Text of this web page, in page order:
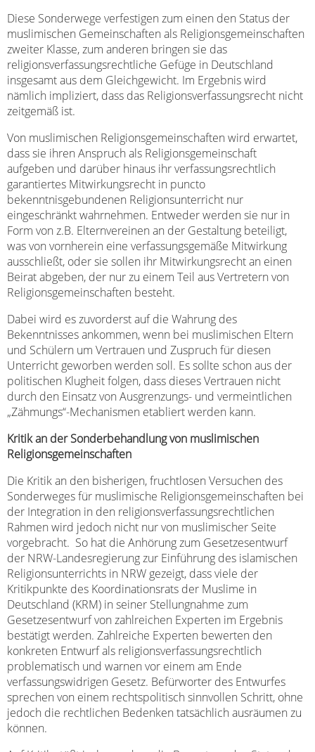
Diese Sonderwege verfestigen zum einen den Status der
muslimischen Gemeinschaften als Religionsgemeinschaften
zweiter Klasse, zum anderen bringen sie das
religionsverfassungsrechtliche Gefüge in Deutschland
insgesamt aus dem Gleichgewicht. Im Ergebnis wird
nämlich impliziert, dass das Religionsverfassungsrecht nicht
zeitgemäß ist.
Von muslimischen Religionsgemeinschaften wird erwartet,
dass sie ihren Anspruch als Religionsgemeinschaft
aufgeben und darüber hinaus ihr verfassungsrechtlich
garantiertes Mitwirkungsrecht in puncto
bekenntnisgebundenen Religionsunterricht nur
eingeschränkt wahrnehmen. Entweder werden sie nur in
Form von z.B. Elternvereinen an der Gestaltung beteiligt,
was von vornherein eine verfassungsgemäße Mitwirkung
ausschließt, oder sie sollen ihr Mitwirkungsrecht an einen
Beirat abgeben, der nur zu einem Teil aus Vertretern von
Religionsgemeinschaften besteht.
Dabei wird es zuvorderst auf die Wahrung des
Bekenntnisses ankommen, wenn bei muslimischen Eltern
und Schülern um Vertrauen und Zuspruch für diesen
Unterricht geworben werden soll. Es sollte schon aus der
politischen Klugheit folgen, dass dieses Vertrauen nicht
durch den Einsatz von Ausgrenzungs- und vermeintlichen
„Zähmungs“-Mechanismen etabliert werden kann.
Kritik an der Sonderbehandlung von muslimischen
Religionsgemeinschaften
Die Kritik an den bisherigen, fruchtlosen Versuchen des
Sonderweges für muslimische Religionsgemeinschaften bei
der Integration in den religionsverfassungsrechtlichen
Rahmen wird jedoch nicht nur von muslimischer Seite
vorgebracht. So hat die Anhörung zum Gesetzesentwurf
der NRW-Landesregierung zur Einführung des islamischen
Religionsunterrichts in NRW gezeigt, dass viele der
Kritikpunkte des Koordinationsrats der Muslime in
Deutschland (KRM) in seiner Stellungnahme zum
Gesetzesentwurf von zahlreichen Experten im Ergebnis
bestätigt werden. Zahlreiche Experten bewerten den
konkreten Entwurf als religionsverfassungsrechtlich
problematisch und warnen vor einem am Ende
verfassungswidrigen Gesetz. Befürworter des Entwurfes
sprechen von einem rechtspolitisch sinnvollen Schritt, ohne
jedoch die rechtlichen Bedenken tatsächlich ausräumen zu
können.